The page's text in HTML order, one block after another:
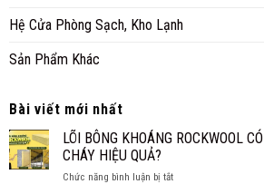
Hệ Cửa Phòng Sạch, Kho Lạnh
Sản Phẩm Khác
Bài viết mới nhất
LÕI BÔNG KHOÁNG ROCKWOOL
CHÁY HIỆU QUẢ?
Chức năng bình luận bị tắtở